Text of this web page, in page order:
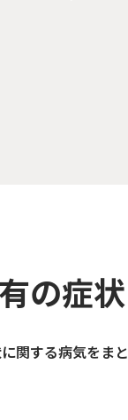
の症状
関する病気をま